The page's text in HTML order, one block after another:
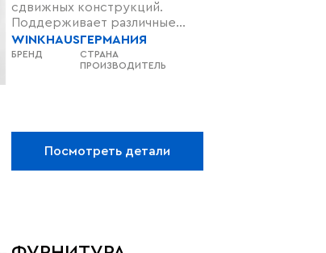
сдвижных конструкций.
Поддерживает различные
варианты открывания и
оснащается защитой
взлома до класса RC2/RC2 N
проектов с высокими
требованиями к
безопасности.
WINKHAUS
БРЕНД
ГЕРМАНИЯ
СТРАНА
ПРОИЗВОДИТЕЛЬ
Посмотреть детали